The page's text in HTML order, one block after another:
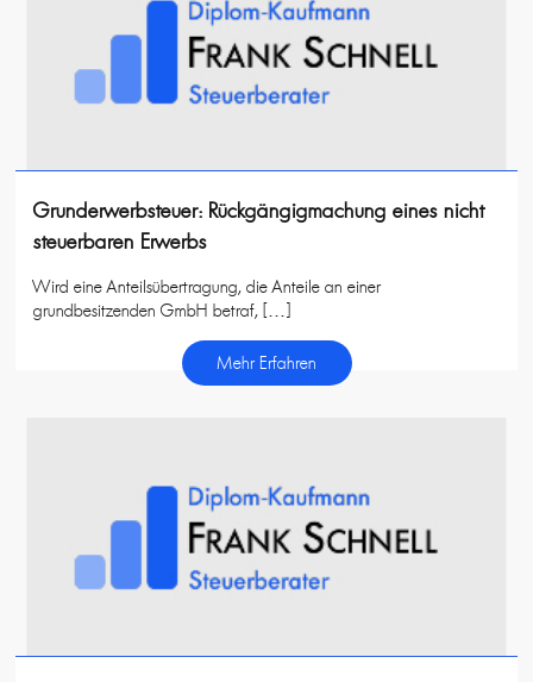
Grunderwerbsteuer: Rückgängigmachung eines nicht
steuerbaren Erwerbs
Wird eine Anteilsübertragung, die Anteile an einer
grundbesitzenden GmbH betraf, […]
Mehr Erfahren